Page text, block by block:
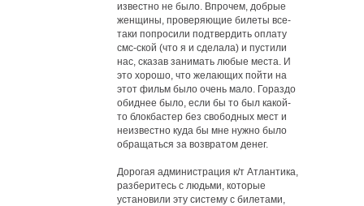
известно не было. Впрочем, добрые
женщины, проверяющие билеты все-
таки попросили подтвердить оплату
смс-ской (что я и сделала) и пустили
нас, сказав занимать любые места. И
это хорошо, что желающих пойти на
этот фильм было очень мало. Гораздо
обиднее было, если бы то был какой-
то блокбастер без свободных мест и
неизвестно куда бы мне нужно было
обращаться за возвратом денег.
Дорогая администрация к/т Атлантика,
разберитесь с людьми, которые
установили эту систему с билетами,